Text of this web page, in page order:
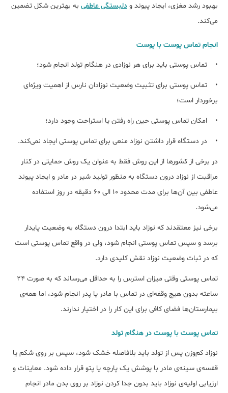
بهبود رشد مغزی، ایجاد پیوند و دلبستگی عاطفی به بهترین شکل تضمین
می‌کند.
انجام تماس پوست با پوست
• تماس پوستی باید برای هر نوزادی در هنگام تولد انجام شود؛
• تماس پوستی برای تثبیت وضعیت نوزادان نارس از اهمیت ویژه‌ای
برخوردار است؛
• امکان تماس پوستی حین راه رفتن یا استراحت وجود دارد؛
• در دستگاه قرار داشتن نوزاد منعی برای تماس پوستی ایجاد نمی‌کند.
در برخی از کشورها از این روش فقط به عنوان یک روش حمایتی در کنار
مراقبت از نوزاد درون دستگاه به منظور تولید شیر در مادر و ایجاد پیوند
عاطفی بین آن‌ها برای مدت محدود 10 الی 60 دقیقه در روز استفاده
می‌شود.
برخی نیز معتقدند که نوزاد باید ابتدا درون دستگاه به وضعیت پایدار
برسد و سپس تماس پوستی انجام شود، ولی در واقع تماس پوستی است
که در ثبات وضعیت نوزاد نقش کلیدی دارد.
تماس پوستی وقتی میزان استرس را به حداقل می‌رساند که به صورت 24
ساعته بدون هیچ وقفه‌ای در تماس با مادر یا پدر انجام شود، اما همه‌ی
بیمارستان‌ها فضای کافی برای این‌ کار را در اختیار ندارند.
تماس پوست با پوست در هنگام تولد
نوزاد کم‌وزن پس از تولد باید بلافاصله خشک شود، سپس بر روی شکم یا
قفسه‌ی ‌سینه‌ی مادر با پوشش یک پارچه یا پتو قرار داده شود. معاینات و
ارزیابی اولیه‌ی نوزاد باید بدون جدا کردن نوزاد بر روی بدن مادر انجام